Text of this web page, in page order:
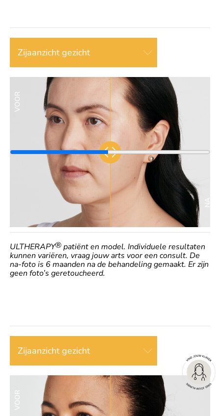
Zijaanzicht gezicht
VOOR
NA
ULTHERAPY®patiënt en model. Individuele resultaten
kunnen variëren, vraag jouw arts voor een consult. De
na-foto is 6 maanden na de behandeling gemaakt. Er zijn
geen foto’s geretoucheerd.
Zijaanzicht gezicht
VOOR